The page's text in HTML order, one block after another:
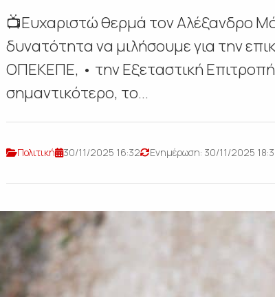
📺Ευχαριστώ θερμά τον Αλέξανδρο
δυνατότητα να μιλήσουμε για την
ΟΠΕΚΕΠΕ, • την Εξεταστική Επιτροπή
σημαντικότερο, το...
Πολιτική 30/11/2025 16:32 Ενημέρωση: 30/11/2025